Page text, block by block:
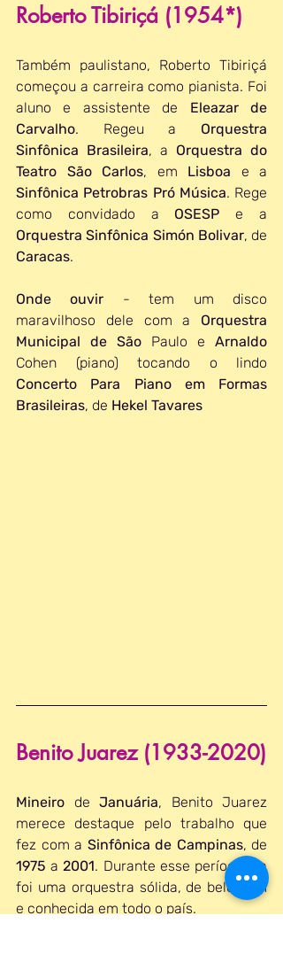
Roberto Tibiriçá (1954*)
Também paulistano, Roberto Tibiriçá
começou a carreira como pianista. Foi
aluno e assistente de Eleazar de
Carvalho. Regeu a Orquestra
Sinfônica Brasileira, a Orquestra do
Teatro São Carlos, em Lisboa
Sinfônica Petrobras Pró Música. Rege
como convidado a OSESP
Orquestra Sinfônica Simón Bolivar
Caracas.
Onde ouvir - tem um disco
maravilhoso dele com a Orquestra
Municipal de São Paulo e
Concerto Para Piano em Formas
Brasileiras, de Hekel Tavares
Benito Juarez (1933-2020)
Mineiro de Januária, Benito Juarez
merece destaque pelo trabalho que
fez com a Sinfônica de Campinas
1975 a 2001. Durante esse período ela
foi uma orquestra sólida, de belo som
e conhecida em todo o país.